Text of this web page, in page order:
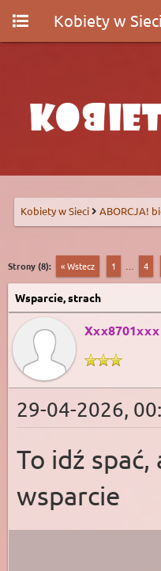
Kobiety w Sieci
Kobiety w Sieci ABORCJA!
Strony (8): « Wstecz 1 4
Wsparcie, strach
Xxx8701xxx
29-04-2026,
To idź
wsparcie